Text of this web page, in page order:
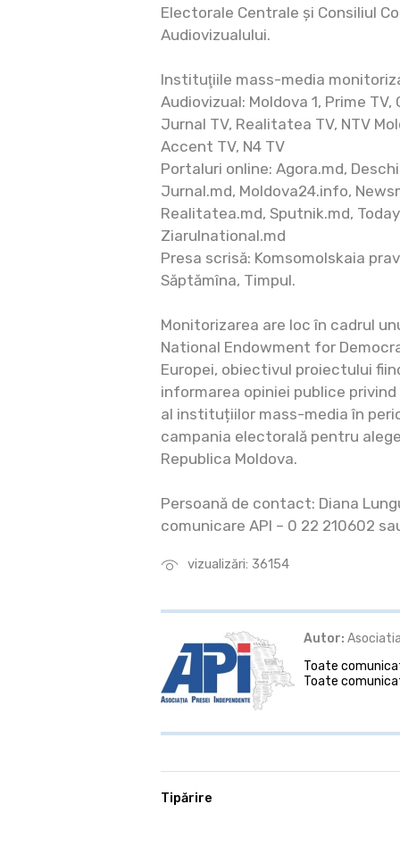
vizualizări: 36154
Electorale Centrale și Consiliul
Audiovizualului.
Instituţiile mass-media
Audiovizual: Moldova 1, Prime TV,
Jurnal TV, Realitatea TV, NTV
Accent TV, N4 TV
Portaluri online: Agora.md,
Jurnal.md, Moldova24.info,
Realitatea.md, Sputnik.md,
Ziarulnational.md
Presa scrisă: Komsomolskaia
Săptămîna, Timpul.
Monitorizarea are loc în cadrul
National Endowment for
Europei, obiectivul proiectului
informarea opiniei publice
al instituțiilor mass-media în
campania electorală pentru
Republica Moldova.
Persoană de contact: Diana
comunicare API – 0 22 210602
Autor:
Toate
Toate
Tipărire